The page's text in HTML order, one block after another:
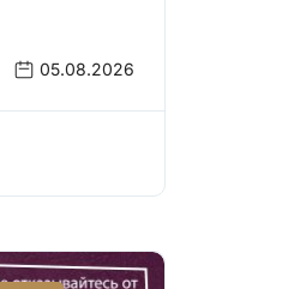
05.08.2026